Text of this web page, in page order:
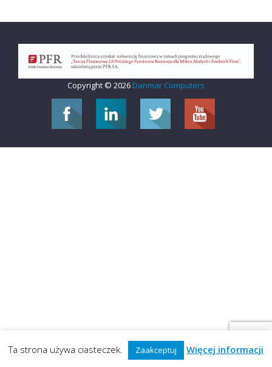
Copyright © 2026 Danmar Computers
Ta strona używa ciasteczek. Zaakceptuj Więcej informacji